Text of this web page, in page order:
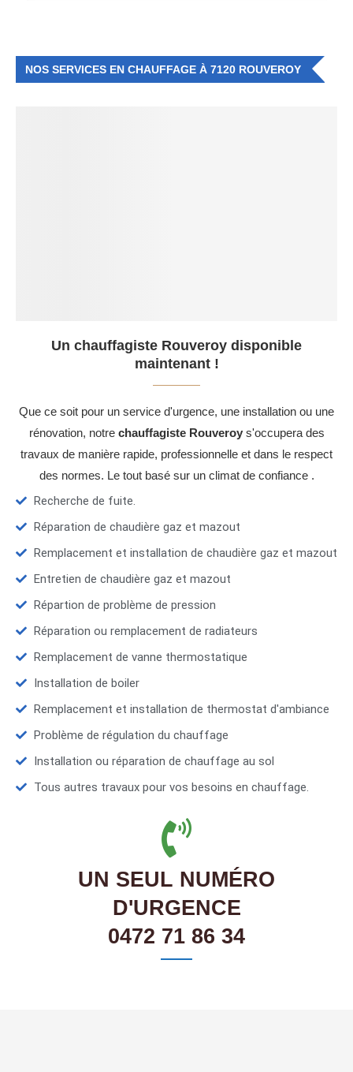
NOS SERVICES EN CHAUFFAGE À 7120 ROUVEROY
Un chauffagiste Rouveroy disponible
maintenant !
Que ce soit pour un service d'urgence, une installation ou une
rénovation, notre chauffagiste Rouveroys'occupera des
travaux de manière rapide, professionnelle et dans le respect
des normes. Le tout basé sur un climat de confiance .
Recherche de fuite.
Réparation de chaudière gaz et mazout
Remplacement et installation de chaudière gaz et mazout
Entretien de chaudière gaz et mazout
Répartion de problème de pression
Réparation ou remplacement de radiateurs
Remplacement de vanne thermostatique
Installation de boiler
Remplacement et installation de thermostat d'ambiance
Problème de régulation du chauffage
Installation ou réparation de chauffage au sol
Tous autres travaux pour vos besoins en chauffage.
UN SEUL NUMÉRO
D'URGENCE
0472 71 86 34